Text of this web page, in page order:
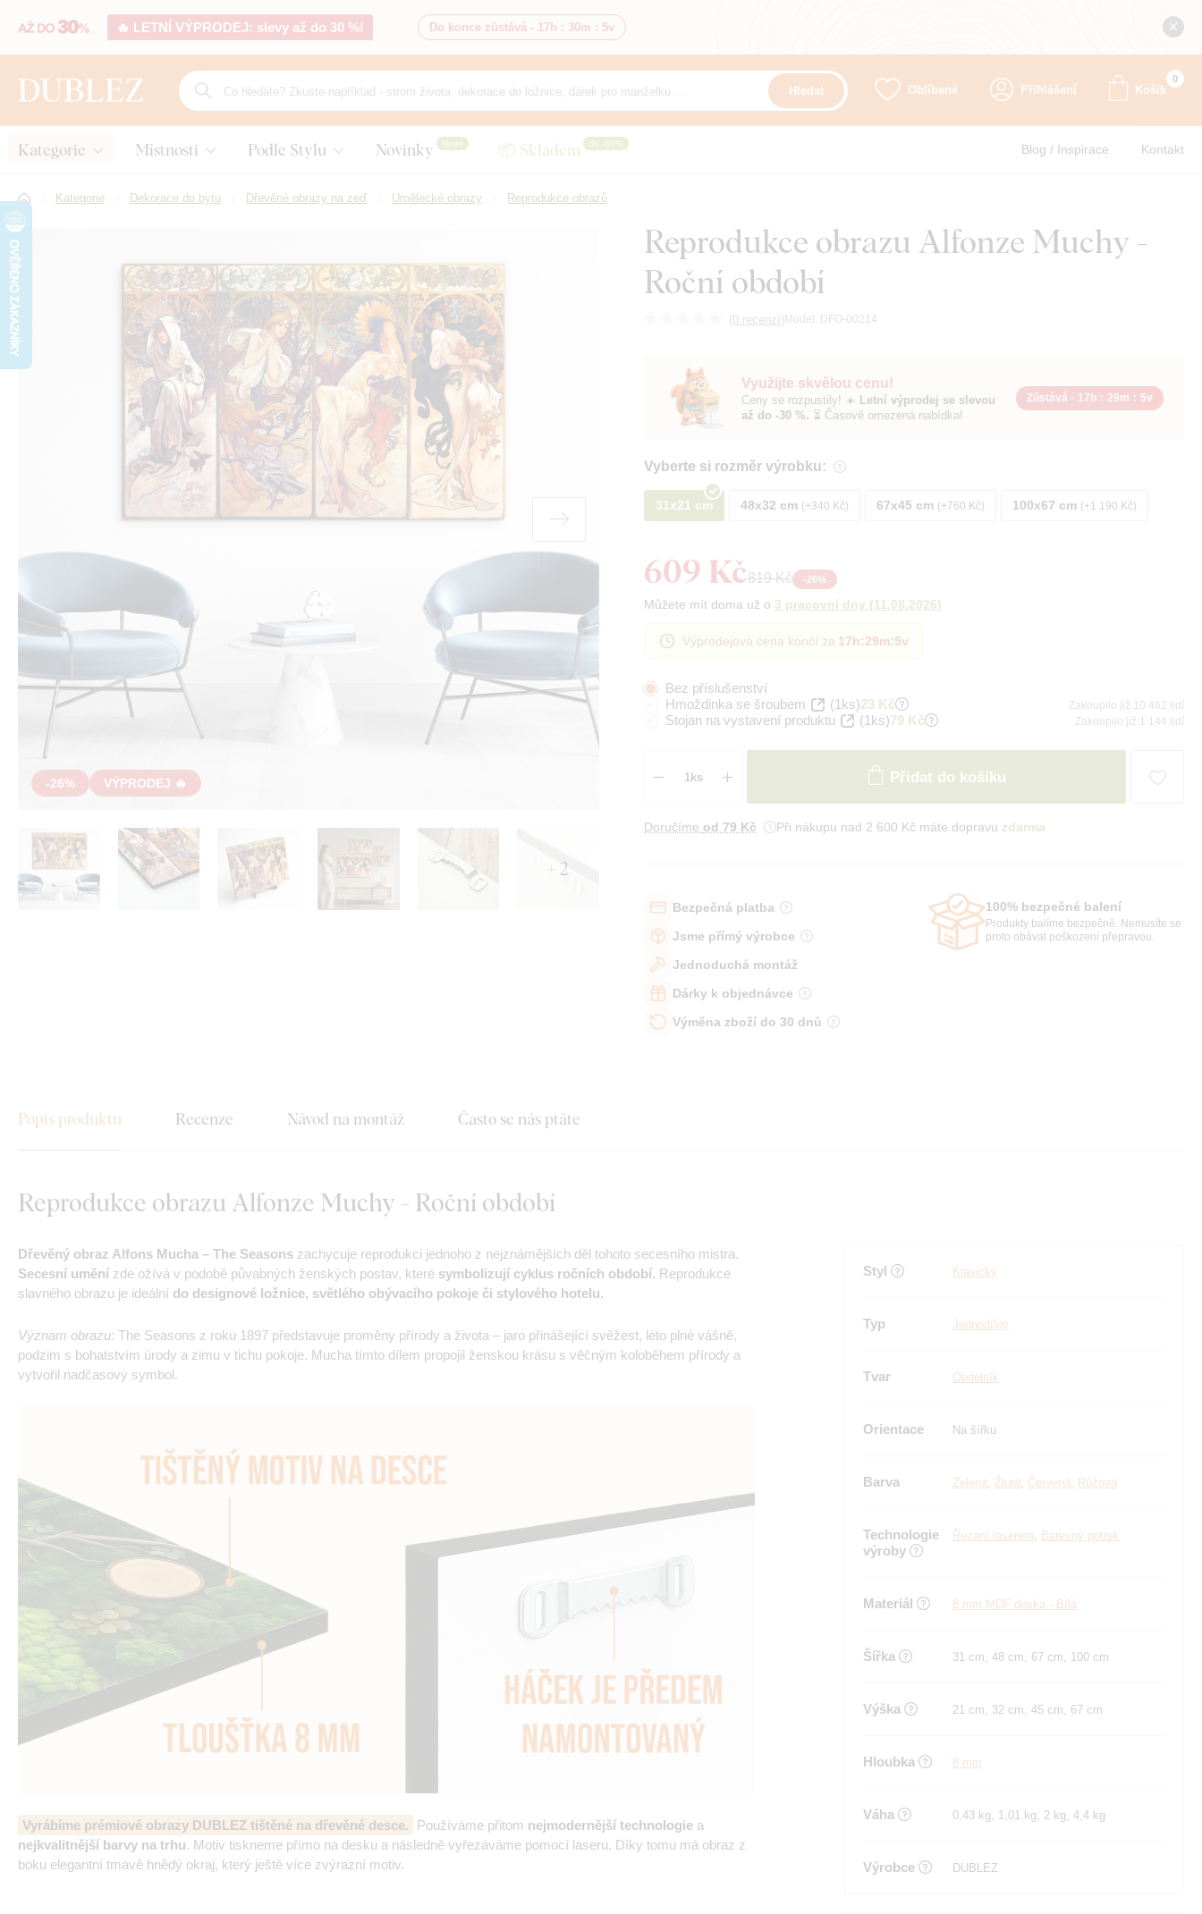
🔥 LETNÍ VÝPRODEJ: slevy až do 30 %! Do konce zůstává - 17h : 30m : 4v
Hledat Oblíbené Přihlášení Košík
0
Kategorie Místnosti Podle Stylu Novinky Nové 📦 Skladem do -50% Blog / Inspirace Kontakt
Kategorie Dekorace do bytu Dřevěné obrazy na zeď Umělecké obrazy Reprodukce obrazů
Reprodukce obrazu Alfonze Muchy -
Roční období
(0 recenzí) Model: DFO-00214
-26% VÝPRODEJ 🔥
+ 2
Využijte skvělou cenu!
Ceny se rozpustily! ☀️ Letní výprodej se slevou
až do -30 %. ⏳ Časově omezená nabídka!
Zůstává - 17h : 29m : 4v
Vyberte si rozměr výrobku:
31x21 cm 48x32 cm +340 Kč 67x45 cm +760 Kč 100x67 cm +1 190 Kč
609 Kč819 Kč -26%
Můžete mít doma už o 3 pracovní dny (11.08.2026)
Výprodejová cena končí za 17h:29m:4v
Bez příslušenství
Hmoždinka se šroubem
(1ks)23 Kč Zakoupilo již 10 462 lidí
Stojan na vystavení produktu (1ks)79 Kč Zakoupilo již 1 144 lidí
Přidat do košíku
Doručíme od 79 Kč Při nákupu nad 2 600 Kč máte dopravu zdarma
Bezpečná platba
Jsme přímý výrobce
Jednoduchá montáž
Dárky k objednávce
Výměna zboží do 30 dnů
100% bezpečné balení
Produkty balíme bezpečně. Nemusíte se
proto obávat poškození přepravou.
Popis produktu Recenze Návod na montáž Často se nás ptáte
Reprodukce obrazu Alfonze Muchy - Roční období
Dřevěný obraz Alfons Mucha – The Seasons zachycuje reprodukci jednoho z nejznámějších děl tohoto secesního mistra.
Secesní umění zde ožívá v podobě půvabných ženských postav, které symbolizují cyklus ročních období. Reprodukce
slavného obrazu je ideální do designové ložnice, světlého obývacího pokoje či stylového hotelu.
Význam obrazu: The Seasons z roku 1897 představuje proměny přírody a života – jaro přinášející svěžest, léto plné vášně,
podzim s bohatstvím úrody a zimu v tichu pokoje. Mucha tímto dílem propojil ženskou krásu s věčným koloběhem přírody a
vytvořil nadčasový symbol.
Vyrábíme prémiové obrazy DUBLEZ tištěné na dřevěné desce. Používáme přitom nejmodernější technologie a
nejkvalitnější barvy na trhu. Motiv tiskneme přímo na desku a následně vyřezáváme pomocí laseru. Díky tomu má obraz z
boku elegantní tmavě hnědý okraj, který ještě více zvýrazní motiv.
Styl Klasický
Typ Jednodílný
Tvar Obdélník
Orientace Na šířku
Barva Zelená, Žlutá, Červená, Růžová
Technologie
výroby
Řezání laserem, Barevný potisk
Materiál 8 mm MDF deska - Bílá
Šířka 31 cm, 48 cm, 67 cm, 100 cm
Výška 21 cm, 32 cm, 45 cm, 67 cm
Hloubka 8 mm
Váha 0,43 kg, 1,01 kg, 2 kg, 4,4 kg
Výrobce DUBLEZ